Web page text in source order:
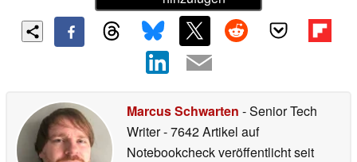
Marcus Schwarten - Senior Tech
Writer- 7642 Artikel auf
Notebookcheck veröffentlichtseit